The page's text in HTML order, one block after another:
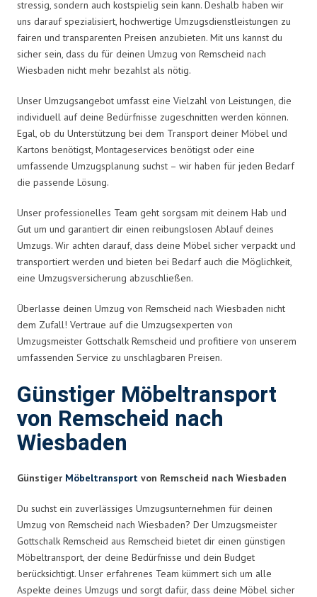
stressig, sondern auch kostspielig sein kann. Deshalb haben wir
uns darauf spezialisiert, hochwertige Umzugsdienstleistungen zu
fairen und transparenten Preisen anzubieten. Mit uns kannst du
sicher sein, dass du für deinen Umzug von Remscheid nach
Wiesbaden nicht mehr bezahlst als nötig.
Unser Umzugsangebot umfasst eine Vielzahl von Leistungen, die
individuell auf deine Bedürfnisse zugeschnitten werden können.
Egal, ob du Unterstützung bei dem Transport deiner Möbel und
Kartons benötigst, Montageservices benötigst oder eine
umfassende Umzugsplanung suchst – wir haben für jeden Bedarf
die passende Lösung.
Unser professionelles Team geht sorgsam mit deinem Hab und
Gut um und garantiert dir einen reibungslosen Ablauf deines
Umzugs. Wir achten darauf, dass deine Möbel sicher verpackt und
transportiert werden und bieten bei Bedarf auch die Möglichkeit,
eine Umzugsversicherung abzuschließen.
Überlasse deinen Umzug von Remscheid nach Wiesbaden nicht
dem Zufall! Vertraue auf die Umzugsexperten von
Umzugsmeister Gottschalk Remscheid und profitiere von unserem
umfassenden Service zu unschlagbaren Preisen.
Günstiger Möbeltransport
von Remscheid nach
Wiesbaden
Günstiger Möbeltransport von Remscheid nach Wiesbaden
Du suchst ein zuverlässiges Umzugsunternehmen für deinen
Umzug von Remscheid nach Wiesbaden? Der Umzugsmeister
Gottschalk Remscheid aus Remscheid bietet dir einen günstigen
Möbeltransport, der deine Bedürfnisse und dein Budget
berücksichtigt. Unser erfahrenes Team kümmert sich um alle
Aspekte deines Umzugs und sorgt dafür, dass deine Möbel sicher